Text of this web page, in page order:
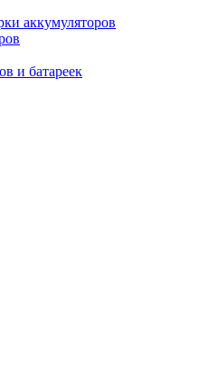
аккумуляторов
и батареек